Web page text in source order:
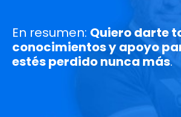
En resumen: Quiero darte
conocimientos y apoyo
estés perdido nunca más.